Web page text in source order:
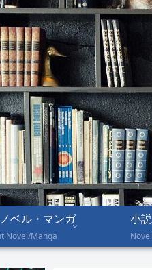
ベル・マンガ
Novel/Manga
小説
Novel